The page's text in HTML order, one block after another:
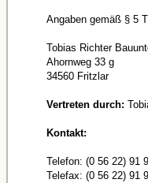
Angaben gemäß § 5
Tobias Richter
Ahornweg 33 g
34560 Fritzlar
Vertreten durch:
Kontakt:
Telefon: (0 56 22) 91
Telefax: (0 56 22) 91